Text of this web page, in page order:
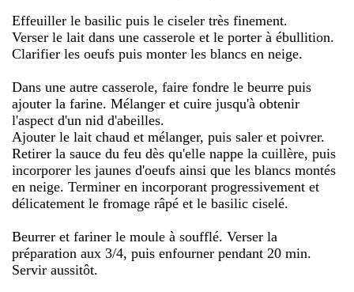
Effeuiller le basilic puis le ciseler très finement.
Verser le lait dans une casserole et le porter à ébullition.
Clarifier les oeufs puis monter les blancs en neige.
Dans une autre casserole, faire fondre le beurre puis
ajouter la farine. Mélanger et cuire jusqu'à obtenir
l'aspect d'un nid d'abeilles.
Ajouter le lait chaud et mélanger, puis saler et poivrer.
Retirer la sauce du feu dès qu'elle nappe la cuillère, puis
incorporer les jaunes d'oeufs ainsi que les blancs montés
en neige. Terminer en incorporant progressivement et
délicatement le fromage râpé et le basilic ciselé.
Beurrer et fariner le moule à soufflé. Verser la
préparation aux 3/4, puis enfourner pendant 20 min.
Servir aussitôt.